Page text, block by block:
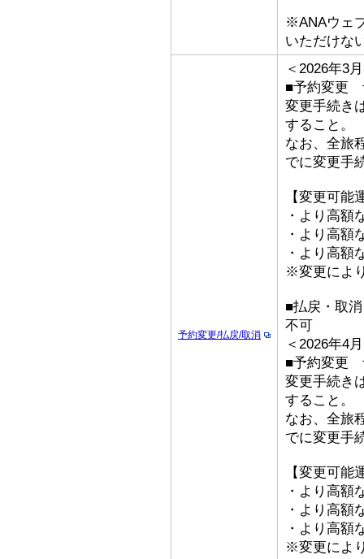
※ANAウェ
いただけな
予約変更/払戻/取消
＜2026年3
■予約変更
変更手続き
すること。
なお、全旅
でに変更手
【変更可能
・より高額
・より高額
・より高額
※変更によ
■払戻・取消
不可
＜2026年4
■予約変更
変更手続き
すること。
なお、全旅
でに変更手
【変更可能
・より高額
・より高額
・より高額
※変更によ